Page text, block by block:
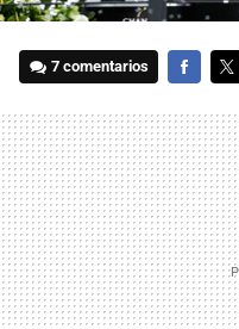
7 comentarios